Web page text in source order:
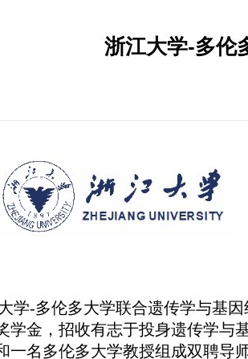
浙江大学-多伦
学-多伦多大学联合遗传学与基
学金，招收有志于投身遗传学与
一名多伦多大学教授组成双聘导